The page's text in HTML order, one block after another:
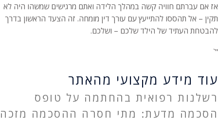
אז אם עברתם חוויה קשה במהלך הלידה ואתם מרגישים שמשהו היה לא
תקין – אל תהססו להתייעץ עם עורך דין מומחה. זה הצעד הראשון בדרך
להבטחת העתיד של הילד שלכם – ושלכם.
"`
עוד מידע מקצועי מהאתר
רשלנות רפואית בהחתמה על טופס
הסכמה מדעת: מתי חסרה ההסכמה מזכה